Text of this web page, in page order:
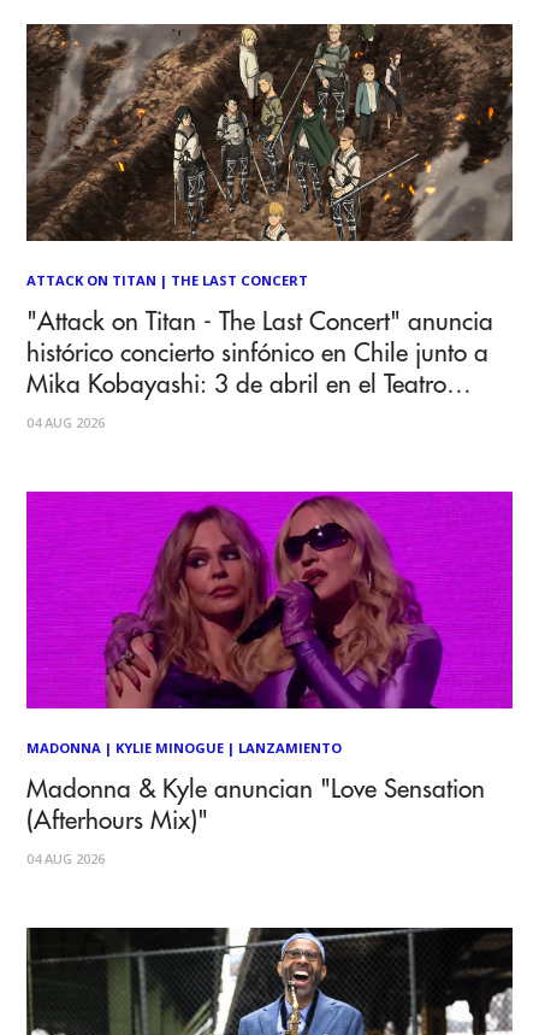
ATTACK ON TITAN | THE LAST CONCERT
"Attack on Titan - The Last Concert" anuncia
histórico concierto sinfónico en Chile junto a
Mika Kobayashi: 3 de abril en el Teatro
Caupolicán
04 AUG 2026
MADONNA | KYLIE MINOGUE | LANZAMIENTO
Madonna & Kyle anuncian "Love Sensation
(Afterhours Mix)"
04 AUG 2026